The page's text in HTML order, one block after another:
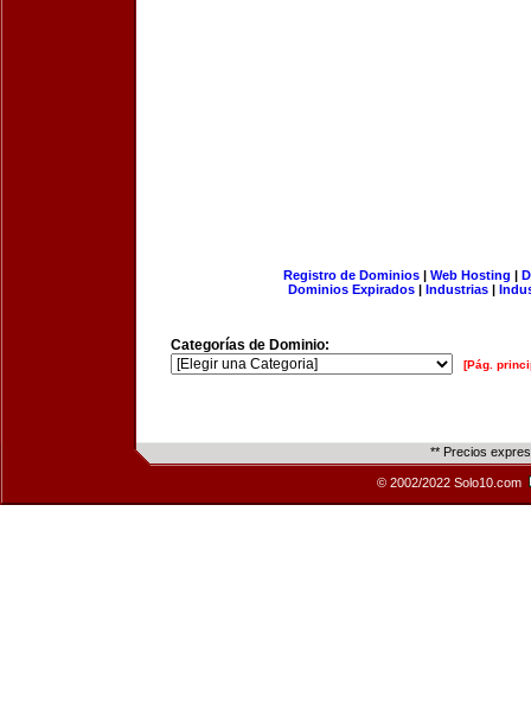
Registro de Dominios| Web Hosting |
Dominios Expirados | Industrias |
Categorías de Dominio:
[Pág.
** Precios
© 2002/2022 Solo10.com